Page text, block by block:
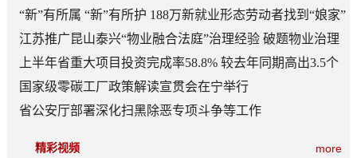
“新”有所属 “新”有所护 188万新就业形态劳动者找到“娘家”
江苏推广昆山泰兴“物业融合法庭”治理经验 破题物业治理
“老大难”
上半年省重大项目投资完成率58.8% 较去年同期高出3.5个
百分点
国家级零碳工厂政策解读宣贯会在宁举行
省公安厅部署深化扫黑除恶专项斗争等工作
more
精彩视频